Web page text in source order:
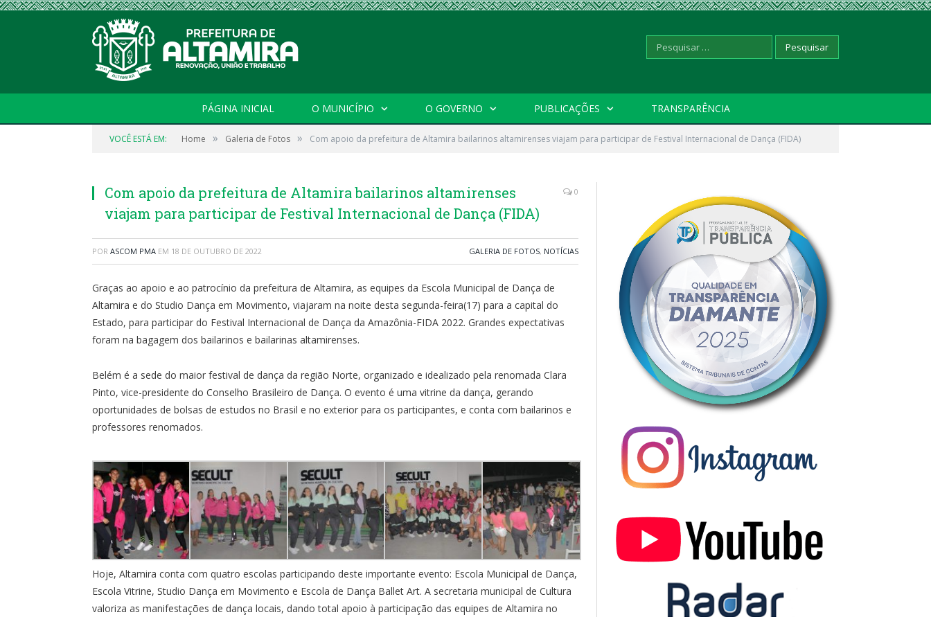
Pesquisar
por:
PÁGINA INICIAL O MUNICÍPIO O GOVERNO PUBLICAÇÕES TRANSPARÊNCIA
VOCÊ ESTÁ EM: Home » Galeria de Fotos » Com apoio da prefeitura de Altamira bailarinos altamirenses viajam para participar de Festival Internacional de Dança (FIDA)
Com apoio da prefeitura de Altamira bailarinos altamirenses
viajam para participar de Festival Internacional de Dança (FIDA)
0
POR ASCOM PMA EM 18 DE OUTUBRO DE 2022 GALERIA DE FOTOS, NOTÍCIAS
Graças ao apoio e ao patrocínio da prefeitura de Altamira, as equipes da Escola Municipal de Dança de
Altamira e do Studio Dança em Movimento, viajaram na noite desta segunda-feira(17) para a capital do
Estado, para participar do Festival Internacional de Dança da Amazônia-FIDA 2022. Grandes expectativas
foram na bagagem dos bailarinos e bailarinas altamirenses.
Belém é a sede do maior festival de dança da região Norte, organizado e idealizado pela renomada Clara
Pinto, vice-presidente do Conselho Brasileiro de Dança. O evento é uma vitrine da dança, gerando
oportunidades de bolsas de estudos no Brasil e no exterior para os participantes, e conta com bailarinos e
professores renomados.
Hoje, Altamira conta com quatro escolas participando deste importante evento: Escola Municipal de Dança,
Escola Vitrine, Studio Dança em Movimento e Escola de Dança Ballet Art. A secretaria municipal de Cultura
valoriza as manifestações de dança locais, dando total apoio à participação das equipes de Altamira no